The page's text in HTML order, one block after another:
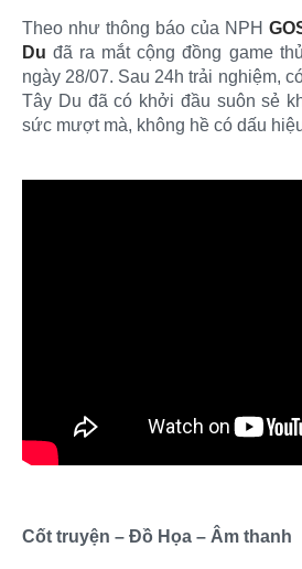
Theo như thông báo của NPH
Du đã ra mắt cộng đồng game
ngày 28/07. Sau 24h trải nghiệm,
Tây Du đã có khởi đầu suôn sẻ
sức mượt mà, không hề có dấu
Cốt truyện – Đồ Họa – Âm thanh